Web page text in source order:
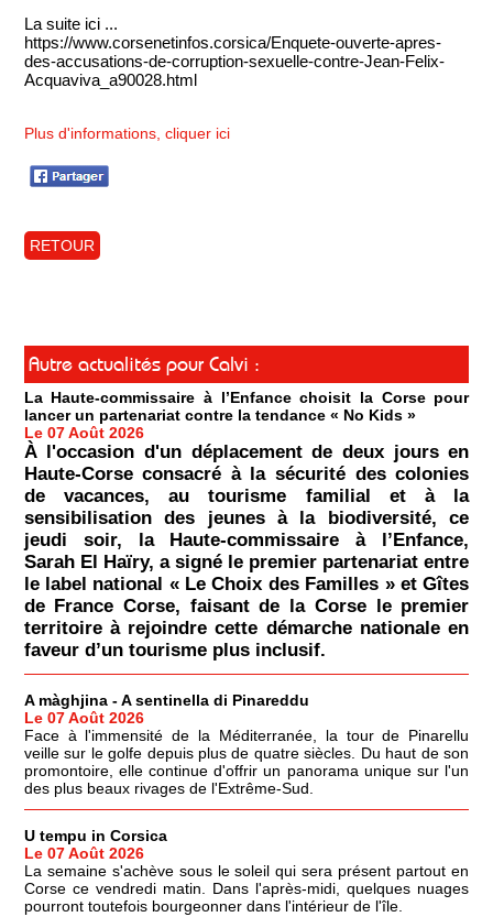
La suite ici ...
https://www.corsenetinfos.corsica/Enquete-ouverte-apres-
des-accusations-de-corruption-sexuelle-contre-Jean-Felix-
Acquaviva_a90028.html
Plus d'informations, cliquer ici
RETOUR
Autre actualités pour Calvi :
La Haute-commissaire à l’Enfance choisit la Corse pour
lancer un partenariat contre la tendance « No Kids »
Le 07 Août 2026
À l'occasion d'un déplacement de deux jours en
Haute-Corse consacré à la sécurité des colonies
de vacances, au tourisme familial et à la
sensibilisation des jeunes à la biodiversité, ce
jeudi soir, la Haute-commissaire à l’Enfance,
Sarah El Haïry, a signé le premier partenariat entre
le label national « Le Choix des Familles » et Gîtes
de France Corse, faisant de la Corse le premier
territoire à rejoindre cette démarche nationale en
faveur d’un tourisme plus inclusif.
A màghjina - A sentinella di Pinareddu
Le 07 Août 2026
Face à l'immensité de la Méditerranée, la tour de Pinarellu
veille sur le golfe depuis plus de quatre siècles. Du haut de son
promontoire, elle continue d'offrir un panorama unique sur l'un
des plus beaux rivages de l'Extrême-Sud.
U tempu in Corsica
Le 07 Août 2026
La semaine s'achève sous le soleil qui sera présent partout en
Corse ce vendredi matin. Dans l'après-midi, quelques nuages
pourront toutefois bourgeonner dans l'intérieur de l'île.